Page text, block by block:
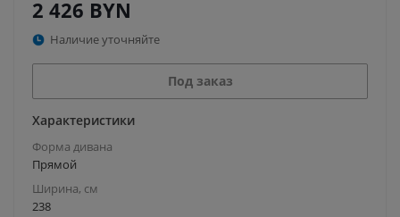
2 426 BYN
Наличие уточняйте
Под заказ
Характеристики
Форма дивана
Прямой
Ширина, см
238